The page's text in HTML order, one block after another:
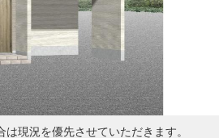
現況を優先させていただきます。